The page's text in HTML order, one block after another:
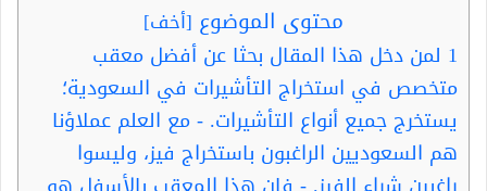
محتوى الموضوع [أخف]
1 لمن دخل هذا المقال بحثا عن أفضل معقب
متخصص في استخراج التأشيرات في السعودية؛
يستخرج جميع أنواع التأشيرات. - مع العلم عملاؤنا
هم السعوديين الراغبون باستخراج فيز، وليسوا